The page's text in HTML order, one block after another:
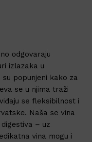
odgovaraju
izlazaka u
popunjeni kako za
se u njima traži
se fleksibilnost i
Naša se vina
– uz
vina mogu i